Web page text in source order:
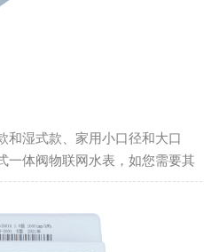
和湿式款、家用小口径和大口
一体阀物联网水表，如您需要其